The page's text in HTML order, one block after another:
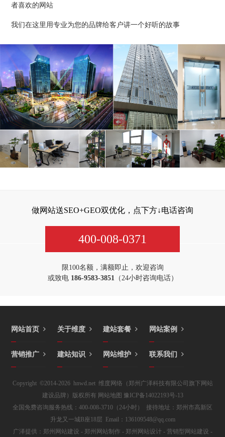
者喜欢的网站
我们在这里用专业为您的品牌给客户讲一个好听的故事
做网站送SEO+GEO双优化，点下方↓电话咨询
400-008-0371
限100名额，满额即止，欢迎咨询
或致电 186-9583-3851 （24小时咨询电话）
网站首页 关于维度 建站套餐 网站案例
营销推广 建站知识 网站维护 联系我们
Copyright ©2014-2026 hnwd.net 维度网络（郑州广泽科技有限公司旗下网站
建设品牌）版权所有 网站地图 豫ICP备14022193号-13
全国免费咨询服务热线：400-008-3710（24小时） 接待地址：郑州市高新区
升龙又一城B座18层 Email：136109548@qq.com
广泽提供： 郑州网站建设 - 郑州网站制作 - 郑州网站设计- 营销型网站建设 -